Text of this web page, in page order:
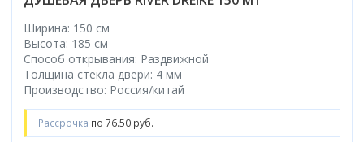
Ширина: 150 см
Высота: 185 см
Способ открывания: Раздвижной
Толщина стекла двери: 4 мм
Производство: Россия/китай
Рассрочка по 76.50 руб.